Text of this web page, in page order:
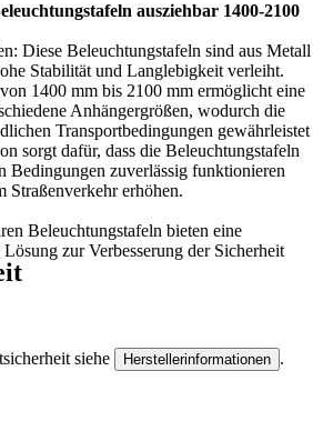
ausziehbar 1400-2100
Diese Beleuchtungstafeln sind aus Metall
Stabilität und Langlebigkeit verleiht.
1400 mm bis 2100 mm ermöglicht eine
Anhängergrößen, wodurch die
Transportbedingungen gewährleistet
sorgt dafür, dass die Beleuchtungstafeln
Bedingungen zuverlässig funktionieren
Straßenverkehr erhöhen.
Beleuchtungstafeln bieten eine
zur Verbesserung der Sicherheit
siehe Herstellerinformationen .